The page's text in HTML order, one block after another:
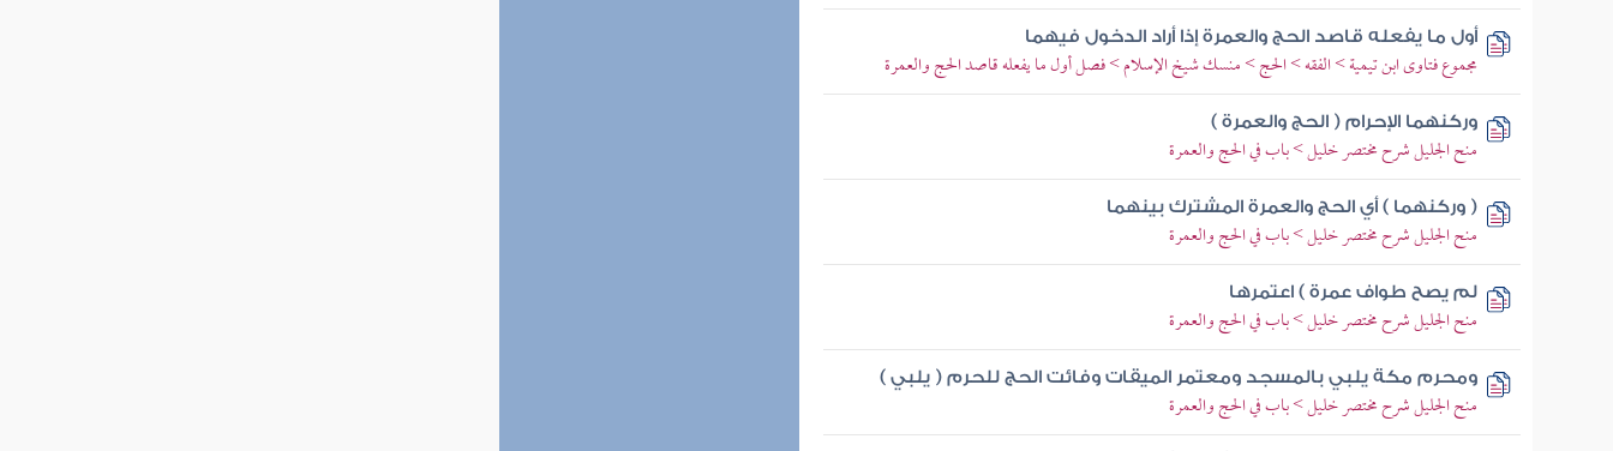
أول ما يفعله قاصد الحج والعمرة إذا أراد الدخول فيهما
مجموع فتاوى ابن تيمية > الفقه > الحج > منسك شيخ الإسلام > فصل أول ما يفعله قاصد الحج والعمرة
وركنهما الإحرام ( الحج والعمرة )
منح الجليل شرح مختصر خليل > باب في الحج والعمرة
( وركنهما ) أي الحج والعمرة المشترك بينهما
منح الجليل شرح مختصر خليل > باب في الحج والعمرة
لم يصح طواف عمرة ) اعتمرها
منح الجليل شرح مختصر خليل > باب في الحج والعمرة
ومحرم مكة يلبي بالمسجد ومعتمر الميقات وفائت الحج للحرم ( يلبي )
منح الجليل شرح مختصر خليل > باب في الحج والعمرة